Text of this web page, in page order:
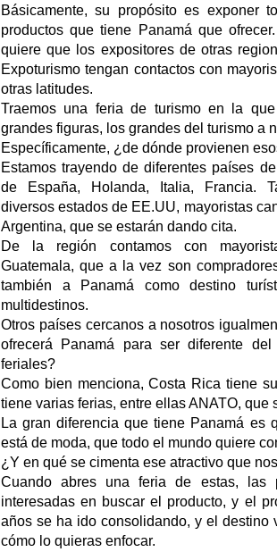
Básicamente, su propósito es exponer
productos que tiene Panamá que
quiere que los expositores de otras
Expoturismo tengan contactos con
otras latitudes.
Traemos una feria de turismo en la
grandes figuras, los grandes del turismo a
Específicamente, ¿de dónde provienen
Estamos trayendo de diferentes países
de España, Holanda, Italia, Francia.
diversos estados de EE.UU, mayoristas
Argentina, que se estarán dando cita.
De la región contamos con
Guatemala, que a la vez son
también a Panamá como destino
multidestinos.
Otros países cercanos a nosotros
ofrecerá Panamá para ser diferente
feriales?
Como bien menciona, Costa Rica tiene
tiene varias ferias, entre ellas ANATO, que
La gran diferencia que tiene Panamá es
está de moda, que todo el mundo quiere
¿Y en qué se cimenta ese atractivo que
Cuando abres una feria de estas, las
interesadas en buscar el producto, y el
años se ha ido consolidando, y el destino
cómo lo quieras enfocar.